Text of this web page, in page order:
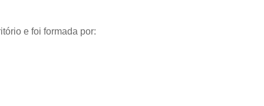
e foi formada por: